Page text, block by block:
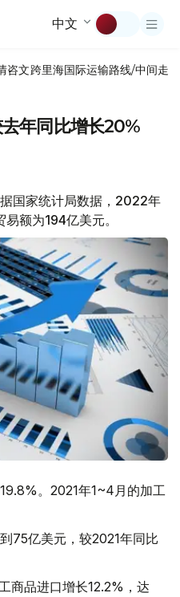
中文
咨文跨里海国际运输路线/中间走廊
年同比增长20%
国家统计局数据，2022年
额为194亿美元。
。2021年1~4月的加工
75亿美元，较2021年同比
商品进口增长12.2%，达